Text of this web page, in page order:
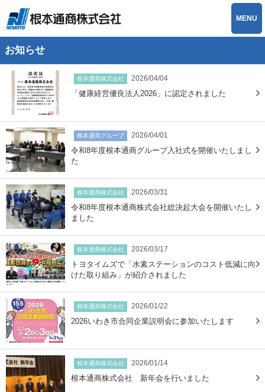
MENU
お知らせ
根本通商株式会社 2026/04/04
「健康経営優良法人2026」に認定されました
根本通商グループ 2026/04/01
令和8年度根本通商グループ入社式を開催いたしまし
た
根本通商株式会社 2026/03/31
令和8年度根本通商株式会社総決起大会を開催いたし
ました
根本通商株式会社 2026/03/17
トヨタイムズで「水素ステーションのコスト低減に向
けた取り組み」が紹介されました
根本通商株式会社 2026/01/22
2026いわき市合同企業説明会に参加いたします
根本通商株式会社 2026/01/14
根本通商株式会社 新年会を行いました